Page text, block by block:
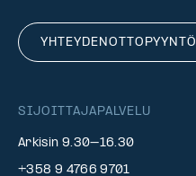
YHTEYDENOTTOPYYNTÖ
SIJOITTAJAPALVELU
Arkisin 9.30–16.30
+358 9 4766 9701